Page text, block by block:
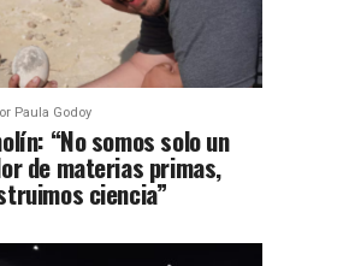
Paula Godoy
“No somos solo un
de materias primas,
ciencia”